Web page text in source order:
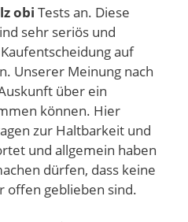
obi Tests an. Diese
sehr seriös und
auf
Unserer Meinung nach
über ein
können. Hier
zur Haltbarkeit und
und allgemein haben
dürfen, dass keine
offen geblieben sind.